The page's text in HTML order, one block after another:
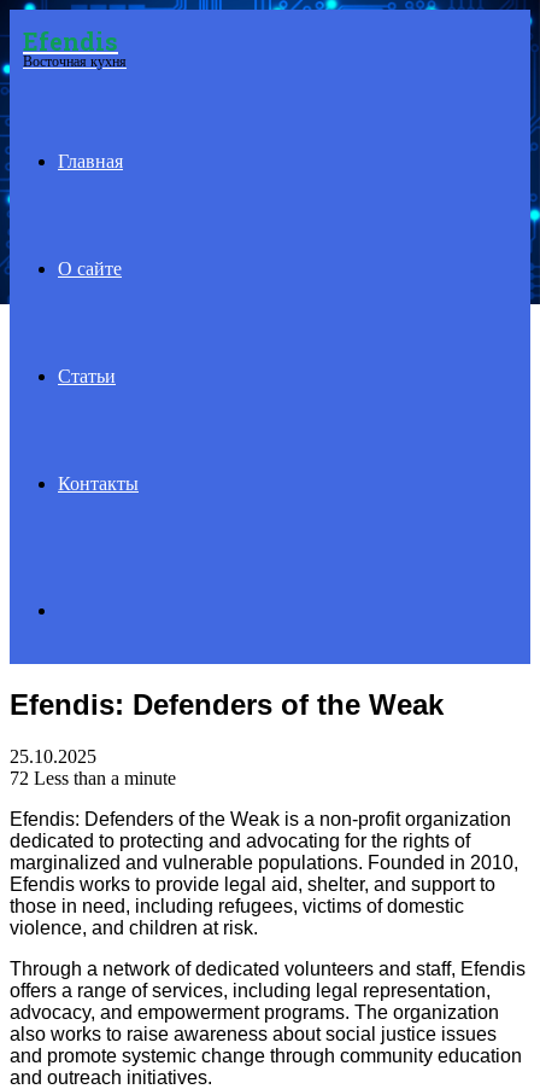
Menu
Efendis
Восточная кухня
Главная
О сайте
Статьи
Контакты
for
Efendis: Defenders of the Weak
25.10.2025
72 Less than a minute
Efendis: Defenders of the Weak is a non-profit organization
dedicated to protecting and advocating for the rights of
marginalized and vulnerable populations. Founded in 2010,
Efendis works to provide legal aid, shelter, and support to
those in need, including refugees, victims of domestic
violence, and children at risk.
Through a network of dedicated volunteers and staff, Efendis
offers a range of services, including legal representation,
advocacy, and empowerment programs. The organization
also works to raise awareness about social justice issues
and promote systemic change through community education
and outreach initiatives.